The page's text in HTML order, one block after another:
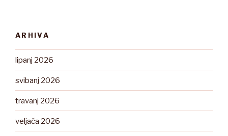
ARHIVA
lipanj 2026
svibanj 2026
travanj 2026
veljača 2026